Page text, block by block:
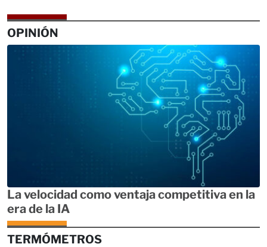
OPINIÓN
La velocidad como ventaja competitiva en la
era de la IA
TERMÓMETROS